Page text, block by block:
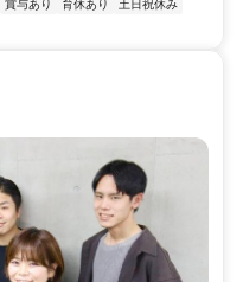
賞与あり 育休あり
土日祝休み